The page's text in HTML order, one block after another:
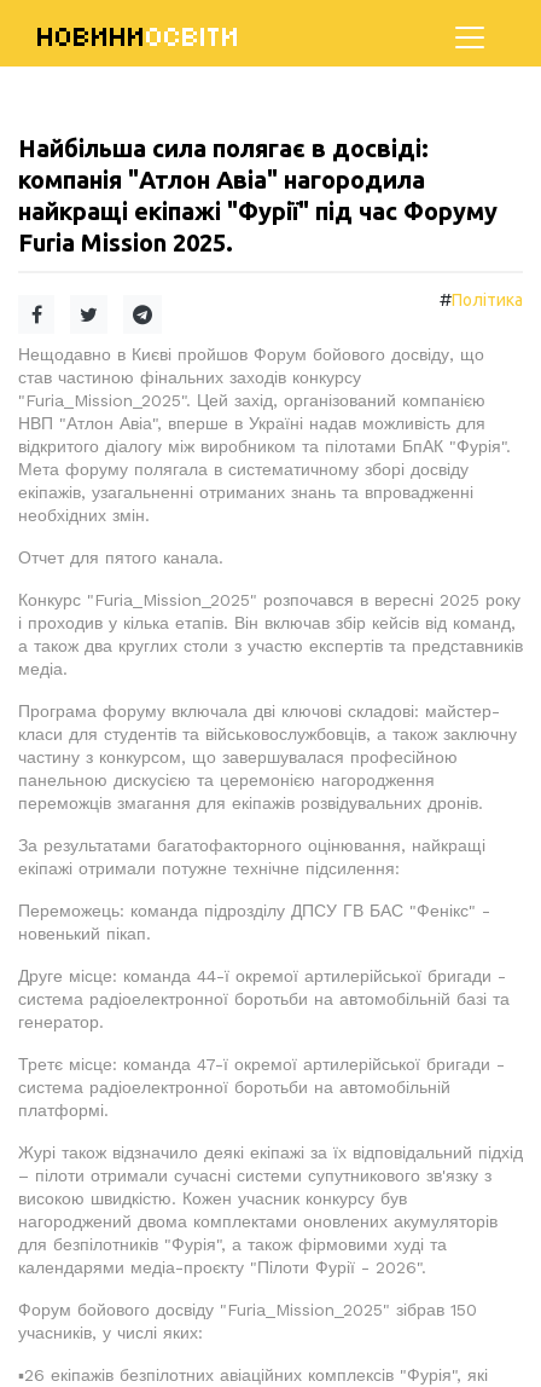
НОВИНИОСВІТИ
Найбільша сила полягає в досвіді:
компанія "Атлон Авіа" нагородила
найкращі екіпажі "Фурії" під час Форуму
Furia Mission 2025.
#Політика
Нещодавно в Києві пройшов Форум бойового досвіду, що
став частиною фінальних заходів конкурсу
"Furia_Mission_2025". Цей захід, організований компанією
НВП "Атлон Авіа", вперше в Україні надав можливість для
відкритого діалогу між виробником та пілотами БпАК "Фурія".
Мета форуму полягала в систематичному зборі досвіду
екіпажів, узагальненні отриманих знань та впровадженні
необхідних змін.
Отчет для пятого канала.
Конкурс "Furia_Mission_2025" розпочався в вересні 2025 року
і проходив у кілька етапів. Він включав збір кейсів від команд,
а також два круглих столи з участю експертів та представників
медіа.
Програма форуму включала дві ключові складові: майстер-
класи для студентів та військовослужбовців, а також заключну
частину з конкурсом, що завершувалася професійною
панельною дискусією та церемонією нагородження
переможців змагання для екіпажів розвідувальних дронів.
За результатами багатофакторного оцінювання, найкращі
екіпажі отримали потужне технічне підсилення:
Переможець: команда підрозділу ДПСУ ГВ БАС "Фенікс" -
новенький пікап.
Друге місце: команда 44-ї окремої артилерійської бригади -
система радіоелектронної боротьби на автомобільній базі та
генератор.
Третє місце: команда 47-ї окремої артилерійської бригади -
система радіоелектронної боротьби на автомобільній
платформі.
Журі також відзначило деякі екіпажі за їх відповідальний підхід
– пілоти отримали сучасні системи супутникового зв'язку з
високою швидкістю. Кожен учасник конкурсу був
нагороджений двома комплектами оновлених акумуляторів
для безпілотників "Фурія", а також фірмовими худі та
календарями медіа-проєкту "Пілоти Фурії - 2026".
Форум бойового досвіду "Furia_Mission_2025" зібрав 150
учасників, у числі яких:
▪️26 екіпажів безпілотних авіаційних комплексів "Фурія", які